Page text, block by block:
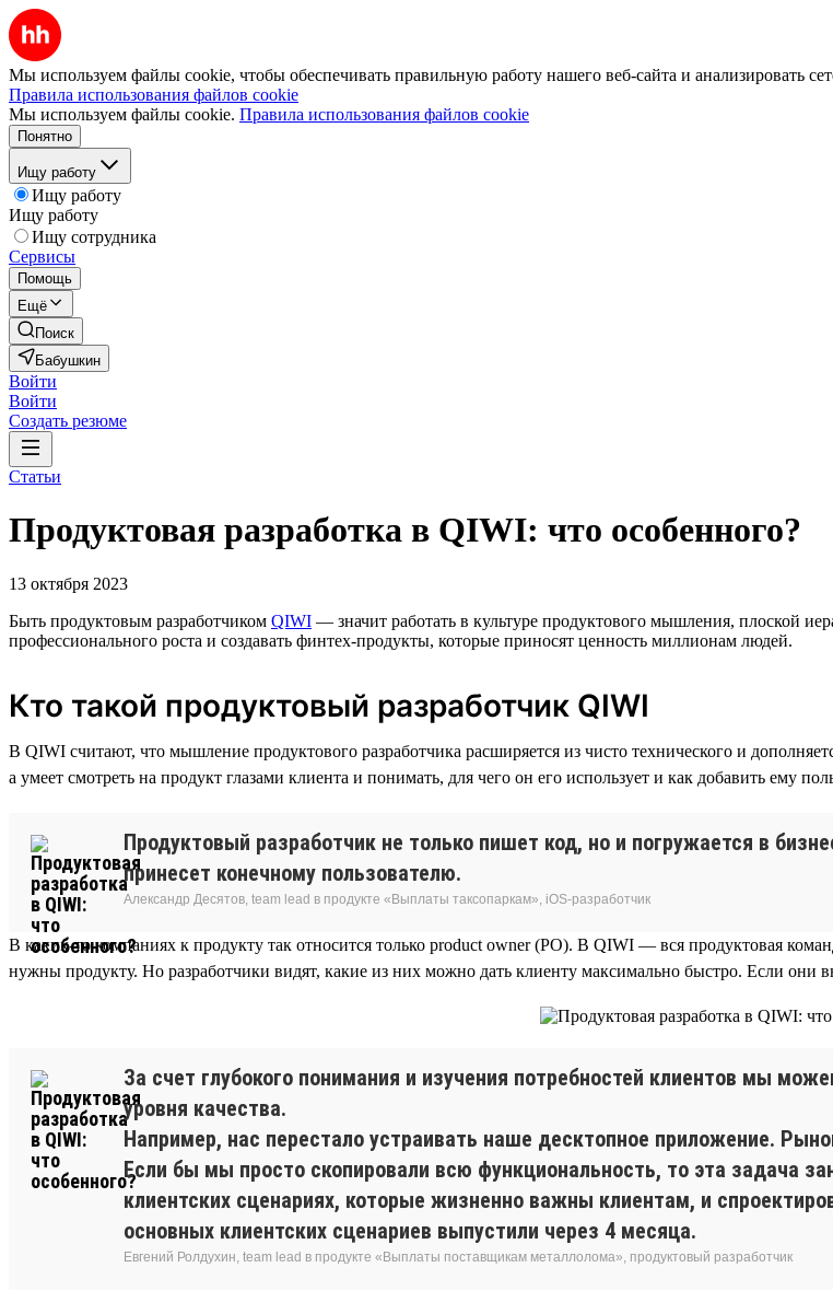
Мы используем файлы cookie, чтобы обеспечивать правильную работу нашего веб-сайта и анализировать
Правила использования файлов cookie
Мы используем файлы cookie. Правила использования файлов cookie
Понятно
Ищу работу
Ищу работу
Ищу работу
Ищу сотрудника
Сервисы
Помощь
Ещё
Поиск
Бабушкин
Войти
Войти
Создать резюме
Статьи
Продуктовая разработка в QIWI: что особенного?
13 октября 2023
Быть продуктовым разработчиком QIWI — значит работать в культуре продуктового мышления, плоской
профессионального роста и создавать финтех-продукты, которые приносят ценность миллионам людей.
Кто такой продуктовый разработчик QIWI
В QIWI считают, что мышление продуктового разработчика расширяется из чисто технического и
а умеет смотреть на продукт глазами клиента и понимать, для чего он его использует и как добавить ему
Продуктовый разработчик не только пишет код, но и погружается в
принесет конечному пользователю.
Александр Десятов, team lead в продукте «Выплаты таксопаркам», iOS-разработчик
В каких-то компаниях к продукту так относится только product owner (PO). В QIWI — вся продуктовая
нужны продукту. Но разработчики видят, какие из них можно дать клиенту максимально быстро. Если они
За счет глубокого понимания и изучения потребностей клиентов мы
уровня качества.
Например, нас перестало устраивать наше десктопное приложение.
Если бы мы просто скопировали всю функциональность, то эта задача
клиентских сценариях, которые жизненно важны клиентам, и
основных клиентских сценариев выпустили через 4 месяца.
Евгений Ролдухин, team lead в продукте «Выплаты поставщикам металлолома», продуктовый разработчик